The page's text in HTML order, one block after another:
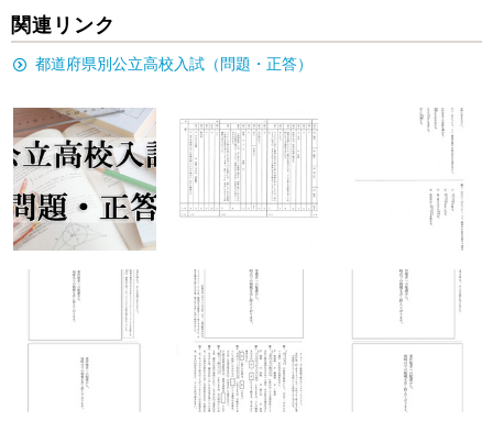
関連リンク
都道府県別公立高校入試（問題・正答）